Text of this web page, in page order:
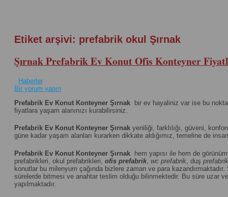
Etiket arşivi: prefabrik okul Şırnak
Şırnak Prefabrik Ev Konut Ofis Konteyner
Haberler
Bir yorum yapın
Prefabrik Ev Konut Konteyner Şırnak bir ev hayaliniz var ise bu
fiyatlara yaşam alanınızı kurabilirsiniz.
Prefabrik Ev Konut Konteyner Şırnak yeniliği, farklılığı, güveni,
güne kadar yaşam alanları kurarken dikkate aldığımız, temeline de
Prefabrik Ev Konut Konteyner Şırnak hem yapısı ile hem de
prefabrikleri, okul prefabrikleri, ofis prefabrik, wc prefabrik , duş prefabrik
konutlar bu milenyum çağında bizlere zaman ve para kazandırmaktadır.
sürelerde bitmesi ve anahtar teslim olduğu bilinmektedir. Bu süre uzar
yapılmaktadır.